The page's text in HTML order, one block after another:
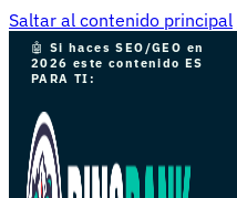
Saltar al contenido principal
🤖 Si haces SEO/GEO en
2026 este contenido ES
PARA TI: